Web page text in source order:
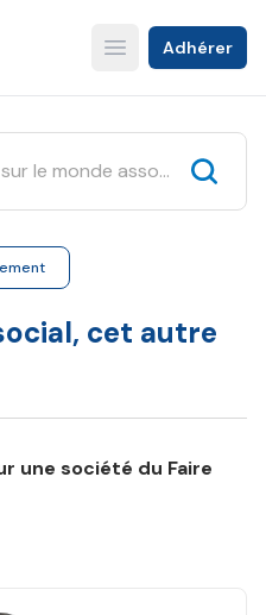
Open main menu
Adhérer
cet autre
une société du Faire